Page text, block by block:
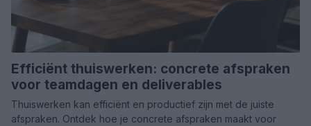
Efficiënt thuiswerken: concrete afspraken
voor teamdagen en deliverables
Thuiswerken kan efficiënt en productief zijn met de juiste
afspraken. Ontdek hoe je concrete afspraken maakt voor